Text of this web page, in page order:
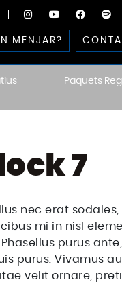
MENJAR?
Paquets
7
nec erat
mi in nisl
purus
purus. Vivamus
velit ornare,